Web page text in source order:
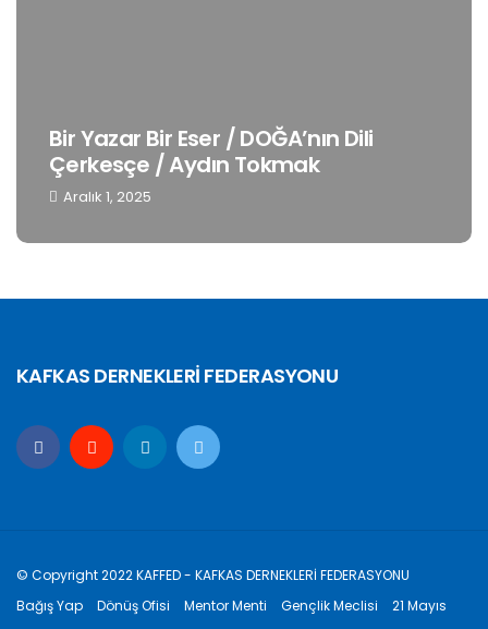
Bir Yazar Bir Eser / DOĞA’nın Dili
Çerkesçe / Aydın Tokmak
Aralık 1, 2025
KAFKAS DERNEKLERİ FEDERASYONU
© Copyright 2022 KAFFED - KAFKAS DERNEKLERİ FEDERASYONU
Bağış Yap
Dönüş Ofisi Mentor Menti Gençlik Meclisi 21 Mayıs